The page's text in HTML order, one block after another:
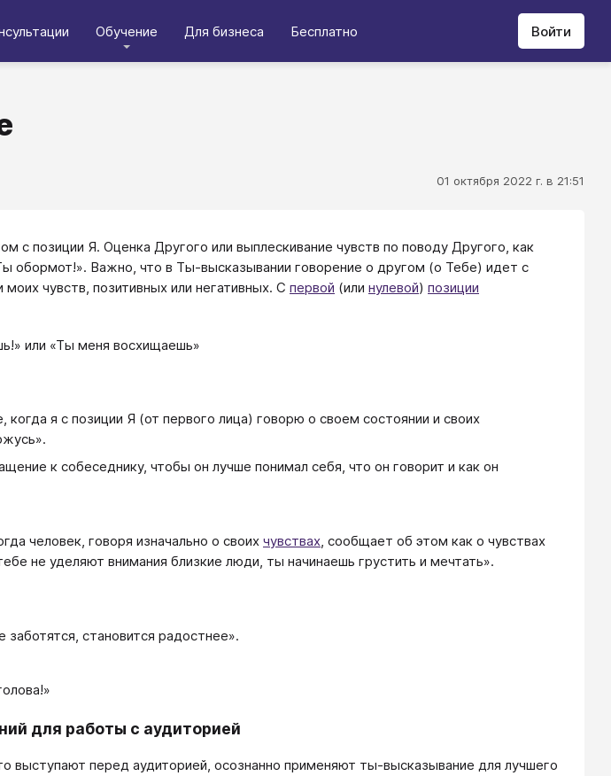
Обучение Для бизнеса Бесплатно Войти
01 октября 2022 г. в 21:51
с позиции Я. Оценка Другого или выплескивание чувств по поводу Другого, как
обормот!». Важно, что в Ты-высказывании говорение о другом (о Тебе) идет с
чувств, позитивных или негативных. С первой (или нулевой) позиции
или «Ты меня восхищаешь»
когда я с позиции Я (от первого лица) говорю о своем состоянии и своих
к собеседнику, чтобы он лучше понимал себя, что он говорит и как он
человек, говоря изначально о своих чувствах , сообщает об этом как о чувствах
не уделяют внимания близкие люди, ты начинаешь грустить и мечтать».
становится радостнее».
для работы с аудиторией
выступают перед аудиторией, осознанно применяют ты-высказывание для лучшего